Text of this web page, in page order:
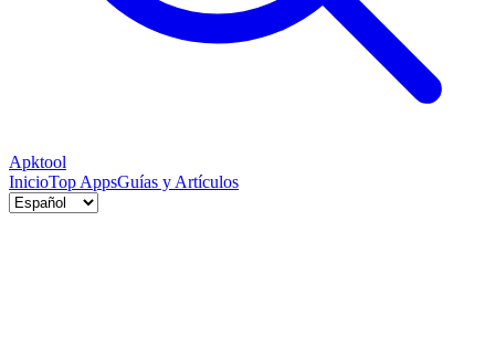
Apktool
InicioTop AppsGuías y Artículos